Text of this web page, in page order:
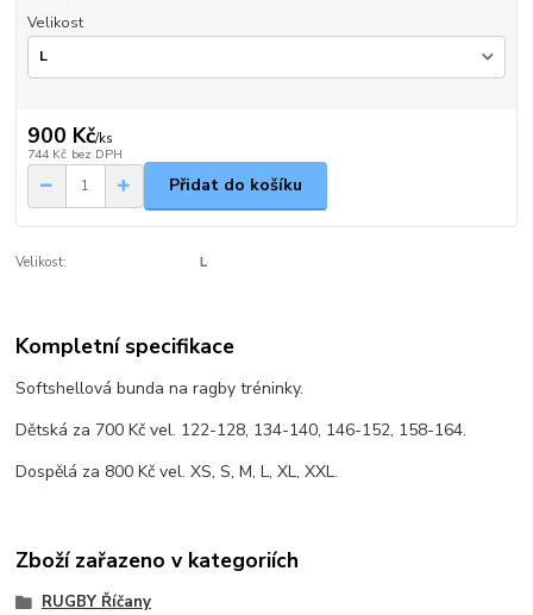
Velikost
900 Kč/ks
744 Kč bez DPH
Přidat do košíku
Velikost: L
Kompletní specifikace
Softshellová bunda na ragby tréninky.
Dětská za 700 Kč vel. 122-128, 134-140, 146-152, 158-164.
Dospělá za 800 Kč vel. XS, S, M, L, XL, XXL.
Zboží zařazeno v kategoriích
RUGBY Říčany